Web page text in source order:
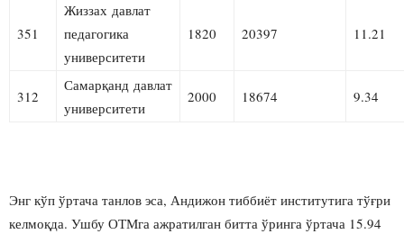
351
Жиззах давлат
педагогика
университети
1820 20397 11.21
312
Самарқанд давлат
университети
2000 18674 9.34
Энг кўп ўртача танлов эса, Андижон тиббиёт институтига тўғри
келмоқда. Ушбу ОТМга ажратилган битта ўринга ўртача 15.94